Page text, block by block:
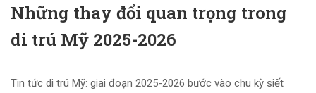
Những thay đổi quan trọng trong
di trú Mỹ 2025-2026
Tin tức di trú Mỹ: giai đoạn 2025-2026 bước vào chu kỳ siết